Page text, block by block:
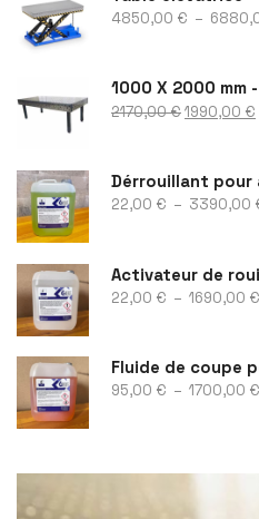
4850,00 € –
1000 X 2000 mm
2170,00€1990,00 €
22,00 € – 3390,00
Activateur de
22,00 € – 1690,00 €
95,00 € – 1700,00 €